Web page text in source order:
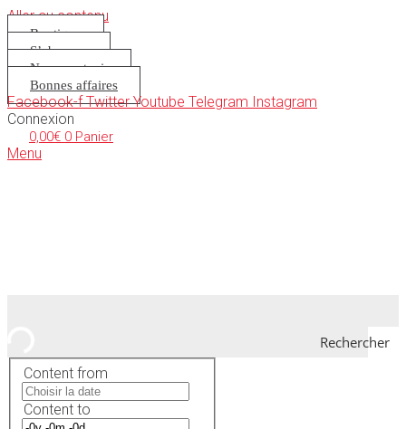
Aller au contenu
Boutique
S’abonner
Nous soutenir
Bonnes affaires
Facebook-f Twitter Youtube Telegram Instagram
Connexion
0,00€ 0 Panier
Menu
Rechercher
Content from
Content to